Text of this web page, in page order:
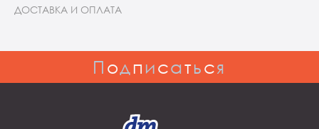
ДОСТАВКА И ОПЛАТА
Подписаться